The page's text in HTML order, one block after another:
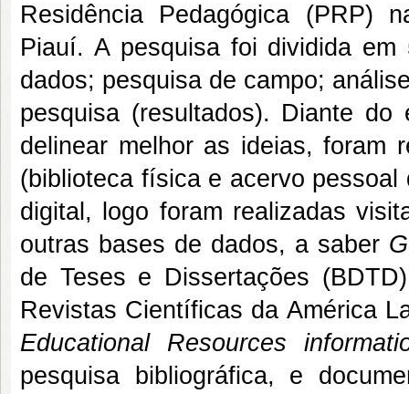
Residência Pedagógica (PRP)
Piauí. A pesquisa foi dividida
dados; pesquisa de campo;
pesquisa (resultados). Diante
delinear melhor as ideias, foram
(biblioteca física e acervo
digital, logo foram realizadas
outras bases de dados, a saber
de Teses e Dissertações
Revistas Científicas da América
Educational Resources
pesquisa bibliográfica, e